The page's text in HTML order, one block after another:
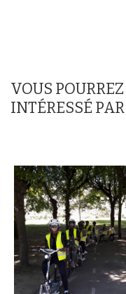
VOUS
INTÉRESSÉ PAR